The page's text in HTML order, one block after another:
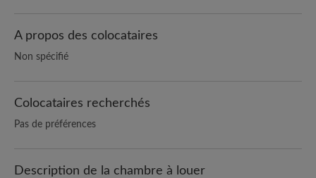
A propos des colocataires
Non spécifié
Colocataires recherchés
Pas de préférences
Description de la chambre à louer